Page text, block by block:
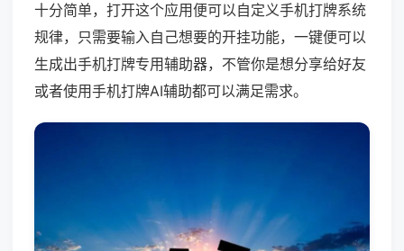
十分简单，打开这个应用便可以自定义手机打牌系统
规律，只需要输入自己想要的开挂功能，一键便可以
生成出手机打牌专用辅助器，不管你是想分享给好友
或者使用手机打牌AI辅助都可以满足需求。